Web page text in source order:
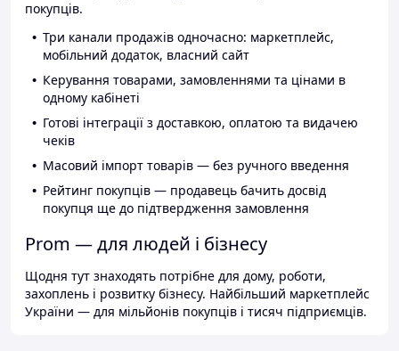
покупців.
Три канали продажів одночасно: маркетплейс,
мобільний додаток, власний сайт
Керування товарами, замовленнями та цінами в
одному кабінеті
Готові інтеграції з доставкою, оплатою та видачею
чеків
Масовий імпорт товарів — без ручного введення
Рейтинг покупців — продавець бачить досвід
покупця ще до підтвердження замовлення
Prom — для людей і бізнесу
Щодня тут знаходять потрібне для дому, роботи,
захоплень і розвитку бізнесу. Найбільший маркетплейс
України — для мільйонів покупців і тисяч підприємців.